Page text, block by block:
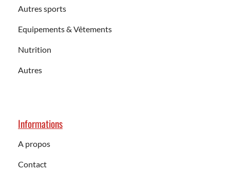
Autres sports
Equipements & Vêtements
Nutrition
Autres
Informations
A propos
Contact